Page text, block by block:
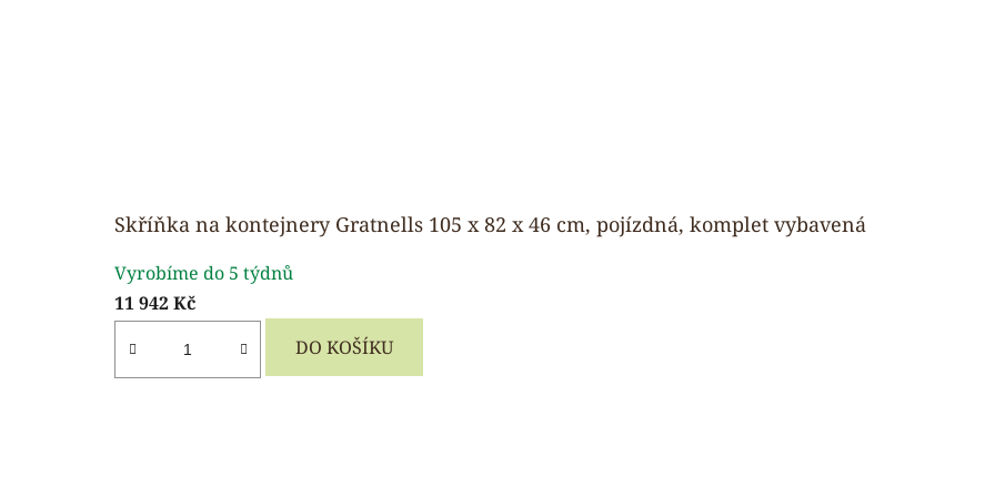
Skříňka na kontejnery Gratnells 105 x 82 x 46 cm, pojízdná, komplet vybavená
hodnocení
produktu
5,0
Vyrobíme do 5 týdnů
11 942 Kč
DO KOŠÍKU